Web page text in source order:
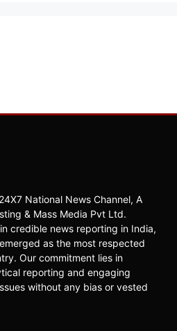
National News Channel, A
& Mass Media Pvt Ltd.
credible news reporting in India,
as the most respected
Our commitment lies in
reporting and engaging
without any bias or vested